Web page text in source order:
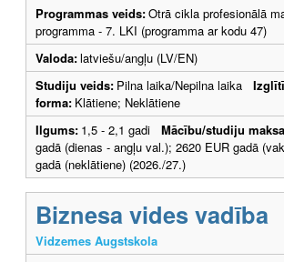
Programmas veids:Otrā cikla profesionālā
programma - 7. LKI (programma ar kodu 47)
Valoda:latviešu/angļu (LV/EN)
Studiju veids: Pilna laika/Nepilna laika
forma: Klātiene; Neklātiene
Ilgums: 1,5 - 2,1 gadi Mācību/studiju
gadā (dienas - angļu val.); 2620 EUR gadā
gadā (neklātiene) (2026./27.)
Biznesa vides vadība
Vidzemes Augstskola